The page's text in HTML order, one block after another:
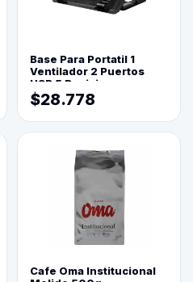
Base Para Portatil 1
Ventilador 2 Puertos
USB 5 Posiciones
$28.778
Cafe Oma Institucional